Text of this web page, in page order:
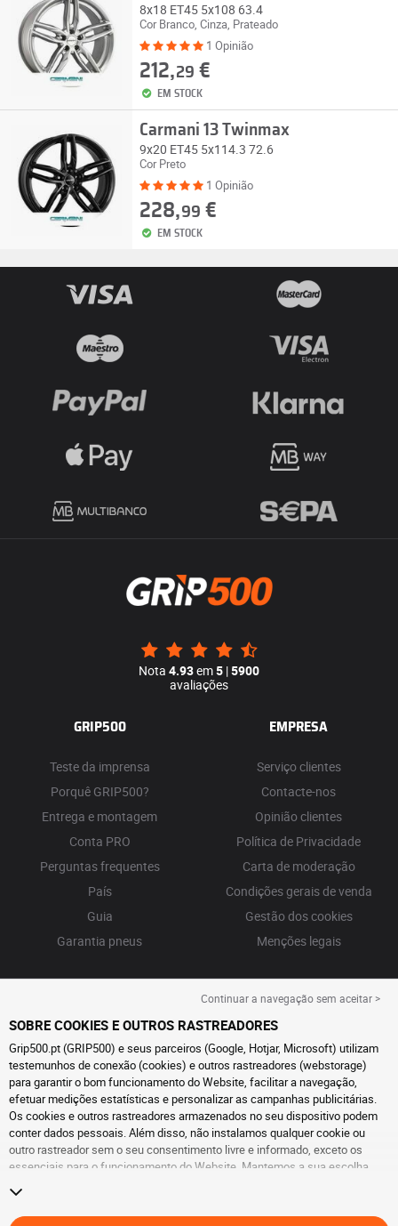
8x18 ET45 5x108 63.4
Cor Branco, Cinza, Prateado
1 Opinião
212,29 €
EM STOCK
Carmani 13 Twinmax
9x20 ET45 5x114.3 72.6
Cor Preto
1 Opinião
228,99 €
EM STOCK
Nota 4.93em5 |5900
avaliações
GRIP500
Teste da imprensa
Porquê GRIP500?
Entrega e montagem
Conta PRO
Perguntas frequentes
País
Guia
Garantia pneus
EMPRESA
Serviço clientes
Contacte-nos
Opinião clientes
Política de Privacidade
Carta de moderação
Condições gerais de venda
Gestão dos cookies
Menções legais
Continuar a navegação sem aceitar >
SOBRE COOKIES E OUTROS RASTREADORES
Grip500.pt (GRIP500) e seus parceiros (Google, Hotjar, Microsoft) utilizam
testemunhos de conexão (cookies) e outros rastreadores (webstorage)
para garantir o bom funcionamento do Website, facilitar a navegação,
efetuar medições estatísticas e personalizar as campanhas publicitárias.
Os cookies e outros rastreadores armazenados no seu dispositivo podem
conter dados pessoais. Além disso, não instalamos qualquer cookie ou
outro rastreador sem o seu consentimento livre e informado, exceto os
essenciais para o funcionamento do Website. Mantemos a sua escolha
aceder à
a navegar sem aceitar a instalação de cookies ou outros rastreadores. A